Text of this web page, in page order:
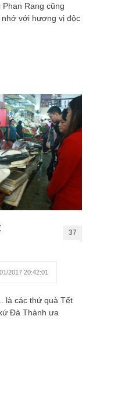
Rang cũng
nhớ với hương vị độc
37
2017 20:42:01
là các thứ quà Tết
Đà Thành ưa